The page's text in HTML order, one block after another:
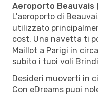
Aeroporto Beauvais
L'aeroporto di
utilizzato
cost. Una navetta ti
Maillot a Parigi in
subito i tuoi voli
Desideri muoverti in
Con eDreams puoi